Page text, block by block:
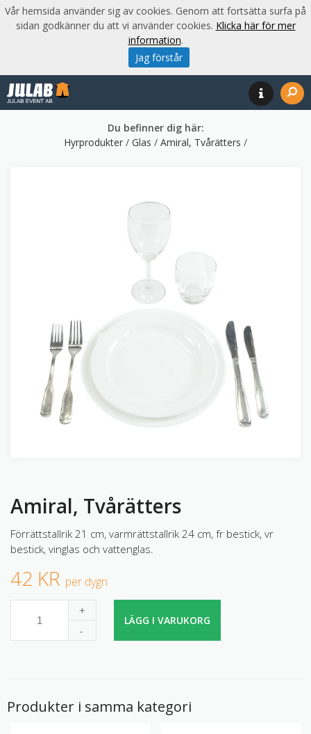
Du befinner dig här:
Hyrprodukter / Glas / Amiral, Tvårätters /
Amiral, Tvårätters
Förrättstallrik 21 cm, varmrättstallrik 24 cm, fr bestick, vr
bestick, vinglas och vattenglas.
42 KR per dygn
+
-
LÄGG I VARUKORG
Produkter i samma kategori
Vår hemsida använder sig av cookies. Genom att fortsätta surfa på
sidan godkänner du att vi använder cookies. Klicka här för mer
information.
Jag förstår